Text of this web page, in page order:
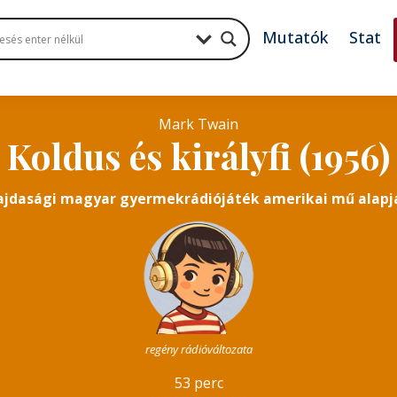
Mutatók Stat
Mark Twain
Koldus és királyfi (1956)
magyar gyermekrádiójáték amerikai mű
regény rádióváltozata
53 perc